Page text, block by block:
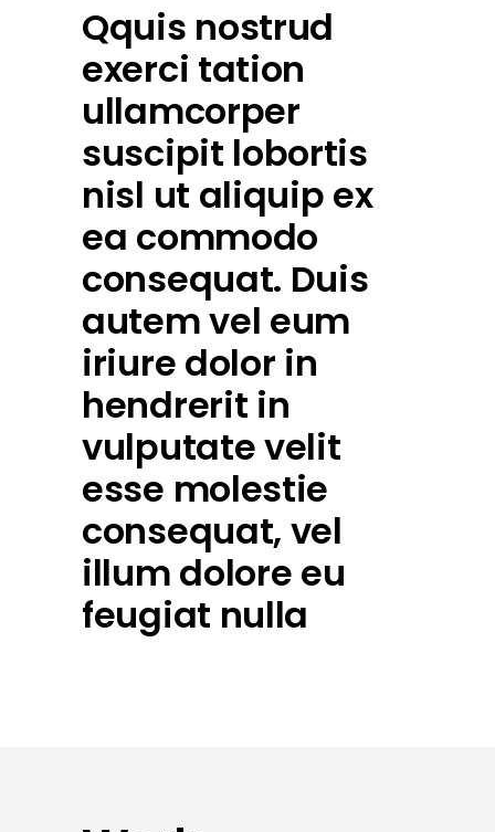
Qquis nostrud
exerci tation
ullamcorper
suscipit lobortis
nisl ut aliquip ex
ea commodo
consequat. Duis
autem vel eum
iriure dolor in
hendrerit in
vulputate velit
esse molestie
consequat, vel
illum dolore eu
feugiat nulla